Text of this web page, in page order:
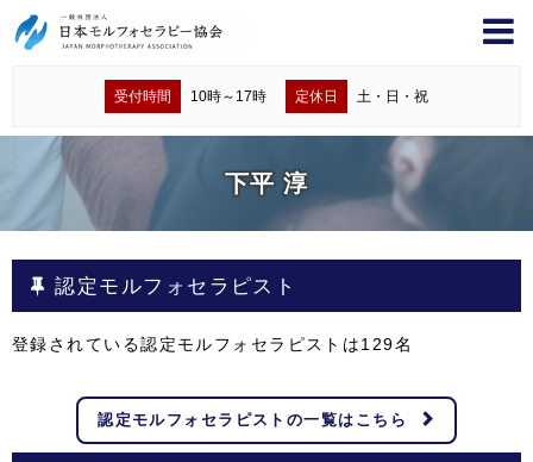
受付時間 10時～17時 定休日 土・日・祝
下平 淳
認定モルフォセラピスト
登録されている認定モルフォセラピストは129名
認定モルフォセラピストの一覧はこちら